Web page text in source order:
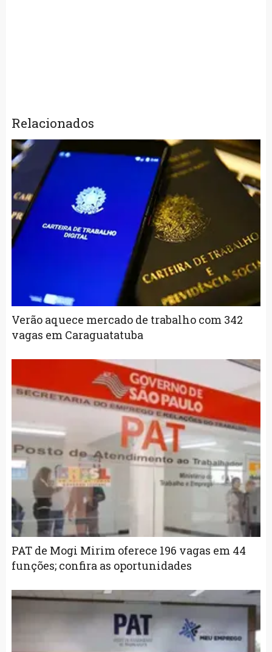
Relacionados
Verão aquece mercado de trabalho com 342
vagas em Caraguatatuba
PAT de Mogi Mirim oferece 196 vagas em 44
funções; confira as oportunidades